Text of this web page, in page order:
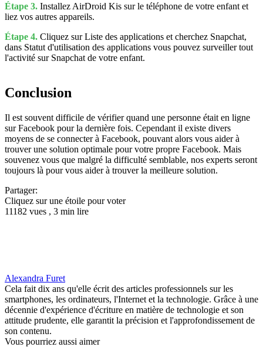
Étape 3. Installez AirDroid Kis sur le téléphone de votre enfant et
liez vos autres appareils.
Étape 4. Cliquez sur Liste des applications et cherchez Snapchat,
dans Statut d'utilisation des applications vous pouvez surveiller tout
l'activité sur Snapchat de votre enfant.
Conclusion
Il est souvent difficile de vérifier quand une personne était en ligne
sur Facebook pour la dernière fois. Cependant il existe divers
moyens de se connecter à Facebook, pouvant alors vous aider à
trouver une solution optimale pour votre propre Facebook. Mais
souvenez vous que malgré la difficulté semblable, nos experts seront
toujours là pour vous aider à trouver la meilleure solution.
Partager:
Cliquez sur une étoile pour voter
11182 vues , 3 min lire
Alexandra Furet
Cela fait dix ans qu'elle écrit des articles professionnels sur les
smartphones, les ordinateurs, l'Internet et la technologie. Grâce à une
décennie d'expérience d'écriture en matière de technologie et son
attitude prudente, elle garantit la précision et l'approfondissement de
son contenu.
Vous pourriez aussi aimer